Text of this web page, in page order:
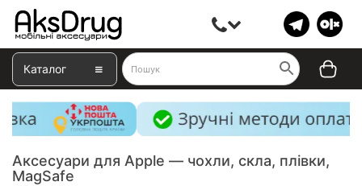
Каталог
Аксесуари для Apple — чохли, скла, плівки,
MagSafe